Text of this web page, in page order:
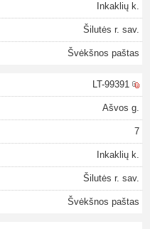
Inkaklių k.
Šilutės r. sav.
Švėkšnos paštas
LT-99391
Ašvos g.
7
Inkaklių k.
Šilutės r. sav.
Švėkšnos paštas